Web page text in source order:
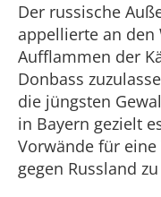
Der russische
appellierte an den
Aufflammen der
Donbass
die jüngsten
in Bayern gezielt
Vorwände für
gegen Russland